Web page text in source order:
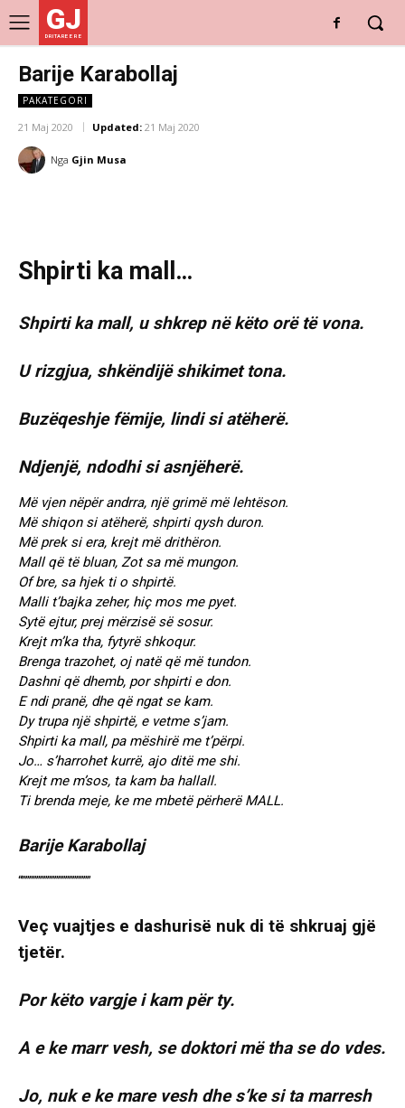
GJ
DRITARE E RE
Barije Karabollaj
PAKATEGORI
21 Maj 2020 Updated: 21 Maj 2020
Nga Gjin Musa
Shpirti ka mall…
Shpirti ka mall, u shkrep në këto orë të vona.
U rizgjua, shkëndijë shikimet tona.
Buzëqeshje fëmije, lindi si atëherë.
Ndjenjë, ndodhi si asnjëherë.
Më vjen nëpër andrra, një grimë më lehtëson.
Më shiqon si atëherë, shpirti qysh duron.
Më prek si era, krejt më drithëron.
Mall që të bluan, Zot sa më mungon.
Of bre, sa hjek ti o shpirtë.
Malli t’bajka zeher, hiç mos me pyet.
Sytë ejtur, prej mërzisë së sosur.
Krejt m’ka tha, fytyrë shkoqur.
Brenga trazohet, oj natë që më tundon.
Dashni që dhemb, por shpirti e don.
E ndi pranë, dhe që ngat se kam.
Dy trupa një shpirtë, e vetme s’jam.
Shpirti ka mall, pa mëshirë me t’përpi.
Jo… s’harrohet kurrë, ajo ditë me shi.
Krejt me m’sos, ta kam ba hallall.
Ti brenda meje, ke me mbetë përherë MALL.
Barije Karabollaj
“”””””””””””””””””””
Veç vuajtjes e dashurisë nuk di të shkruaj gjë
tjetër.
Por këto vargje i kam për ty.
A e ke marr vesh, se doktori më tha se do vdes.
Jo, nuk e ke mare vesh dhe s’ke si ta marresh